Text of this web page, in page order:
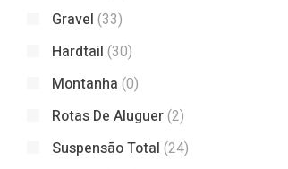
Gravel (33)
Hardtail (30)
Montanha (0)
Rotas De Aluguer(2)
Suspensão Total (24)